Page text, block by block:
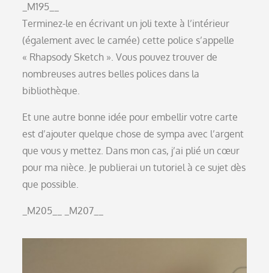
_M195__
Terminez-le en écrivant un joli texte à l’intérieur
(également avec le camée) cette police s’appelle
« Rhapsody Sketch ». Vous pouvez trouver de
nombreuses autres belles polices dans la
bibliothèque.
Et une autre bonne idée pour embellir votre carte
est d’ajouter quelque chose de sympa avec l’argent
que vous y mettez. Dans mon cas, j’ai plié un cœur
pour ma nièce. Je publierai un tutoriel à ce sujet dès
que possible.
_M205__ _M207__